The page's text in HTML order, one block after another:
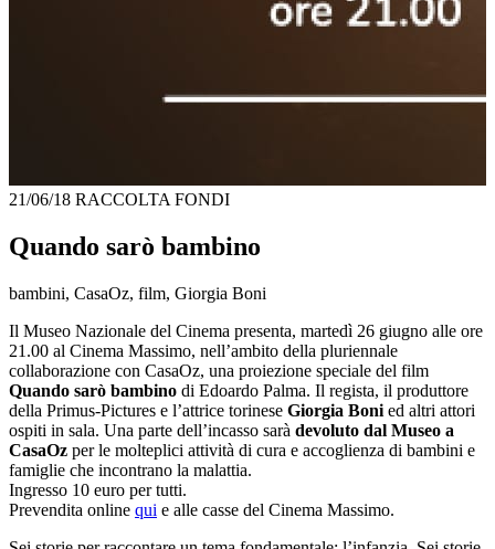
21/06/18 RACCOLTA FONDI
Quando sarò bambino
bambini, CasaOz, film, Giorgia Boni
Il Museo Nazionale del Cinema presenta, martedì 26 giugno alle ore
21.00 al Cinema Massimo, nell’ambito della pluriennale
collaborazione con CasaOz, una proiezione speciale del film
Quando sarò bambino di Edoardo Palma. Il regista, il produttore
della Primus-Pictures e l’attrice torinese Giorgia Boni ed altri attori
ospiti in sala. Una parte dell’incasso sarà devoluto dal Museo a
CasaOz per le molteplici attività di cura e accoglienza di bambini e
famiglie che incontrano la malattia.
Ingresso 10 euro per tutti.
Prevendita online qui e alle casse del Cinema Massimo.